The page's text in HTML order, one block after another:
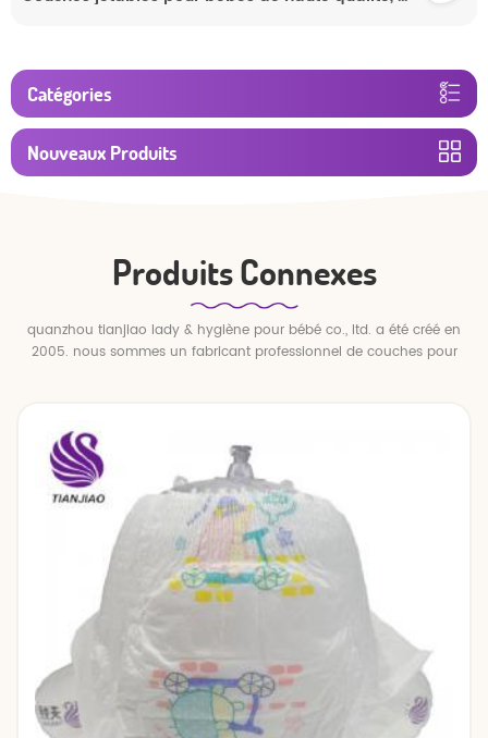
Catégories
Nouveaux Produits
Produits Connexes
quanzhou tianjiao lady & hygiène pour bébé co., ltd. a été créé en
2005. nous sommes un fabricant professionnel de couches pour